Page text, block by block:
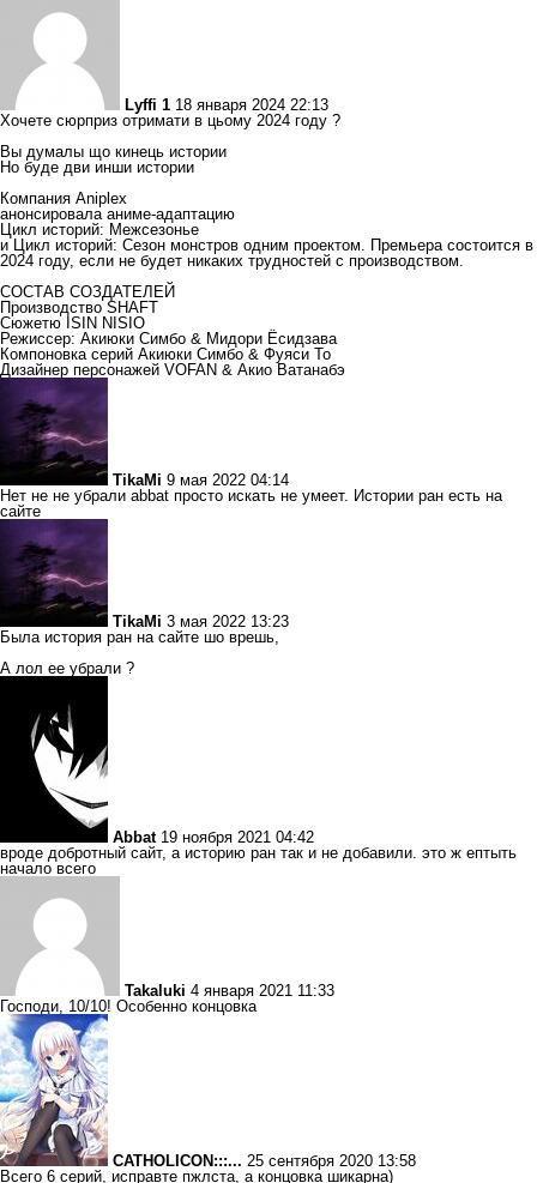
Lyffi 1 18 января 2024 22:13
Хочете сюрприз отримати в цьому 2024 году ?
Вы думалы що кинець истории
Но буде дви инши истории
Компания Aniplex
анонсировала аниме-адаптацию
Цикл историй: Межсезонье
и Цикл историй: Сезон монстров одним проектом. Премьера состоится в
2024 году, если не будет никаких трудностей с производством.
СОСТАВ СОЗДАТЕЛЕЙ
Производство SHAFT
Сюжетю ISIN NISIO
Режиссер: Акиюки Симбо & Мидори Ёсидзава
Компоновка серий Акиюки Симбо & Фуяси То
Дизайнер персонажей VOFAN & Акио Ватанабэ
TikaMi 9 мая 2022 04:14
Нет не не убрали abbat просто искать не умеет. Истории ран есть на
сайте
TikaMi 3 мая 2022 13:23
Была история ран на сайте шо врешь,
А лол ее убрали ?
Abbat 19 ноября 2021 04:42
вроде добротный сайт, а историю ран так и не добавили. это ж ептыть
начало всего
Takaluki 4 января 2021 11:33
Господи, 10/10! Особенно концовка
CATHOLICON:::... 25 сентября 2020 13:58
Всего 6 серий, исправте пжлста, а концовка шикарна)